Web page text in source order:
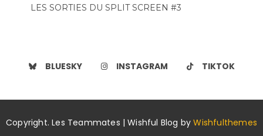
LES SORTIES DU SPLIT SCREEN #3
BLUESKY INSTAGRAM TIKTOK
Copyright. Les Teammates | Wishful Blog byWishfulthemes